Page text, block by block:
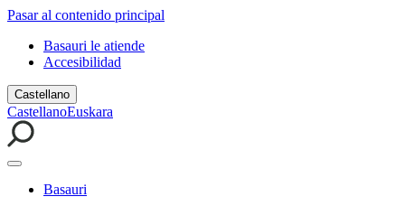
Pasar al contenido principal
Basauri le atiende
Accesibilidad
Castellano
CastellanoEuskara
Basauri